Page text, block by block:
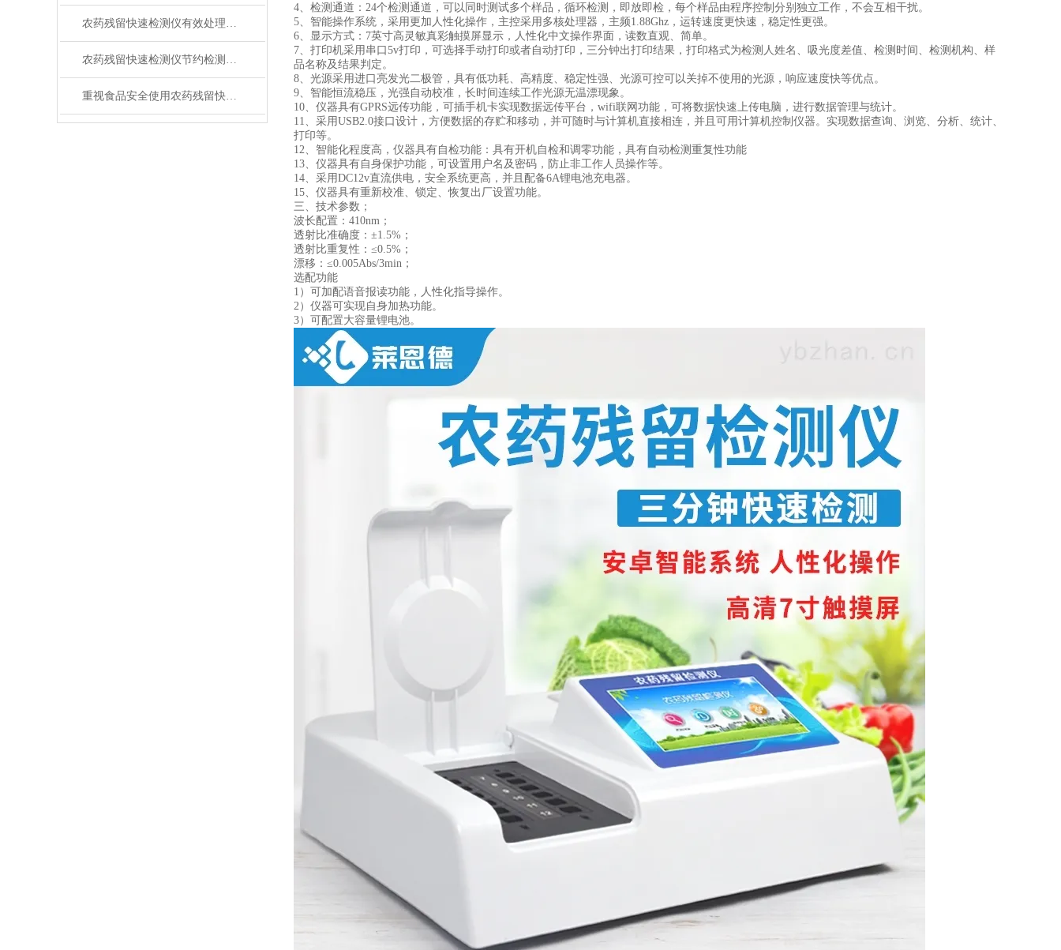
农药残留快速检测仪有效处理农药残留超标问题
农药残留快速检测仪节约检测时间
重视食品安全使用农药残留快速检测仪
4、检测通道：24个检测通道，可以同时测试多个样品，循环检测，即放即检，每个样品由程序控制分别独立工作，不会互相干扰。
5、智能操作系统，采用更加人性化操作，主控采用多核处理器，主频1.88Ghz，运转速度更快速，稳定性更强。
6、显示方式：7英寸高灵敏真彩触摸屏显示，人性化中文操作界面，读数直观、简单。
7、打印机采用串口5v打印，可选择手动打印或者自动打印，三分钟出打印结果，打印格式为检测人姓名、吸光度差值、检测时间、检测机构、样
品名称及结果判定。
8、光源采用进口亮发光二极管，具有低功耗、高精度、稳定性强、光源可控可以关掉不使用的光源，响应速度快等优点。
9、智能恒流稳压，光强自动校准，长时间连续工作光源无温漂现象。
10、仪器具有GPRS远传功能，可插手机卡实现数据远传平台，wifi联网功能，可将数据快速上传电脑，进行数据管理与统计。
11、采用USB2.0接口设计，方便数据的存贮和移动，并可随时与计算机直接相连，并且可用计算机控制仪器。实现数据查询、浏览、分析、统计、
打印等。
12、智能化程度高，仪器具有自检功能：具有开机自检和调零功能，具有自动检测重复性功能
13、仪器具有自身保护功能，可设置用户名及密码，防止非工作人员操作等。
14、采用DC12v直流供电，安全系统更高，并且配备6A锂电池充电器。
15、仪器具有重新校准、锁定、恢复出厂设置功能。
三、技术参数；
波长配置：410nm；
透射比准确度：±1.5%；
透射比重复性：≤0.5%；
漂移：≤0.005Abs/3min；
选配功能
1）可加配语音报读功能，人性化指导操作。
2）仪器可实现自身加热功能。
3）可配置大容量锂电池。